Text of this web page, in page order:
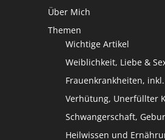
Über Mich
Themen
Wichtige Artikel
Weiblichkeit, Liebe &
Frauenkrankheiten,
Verhütung, Unerfüllter
Schwangerschaft,
Heilwissen und